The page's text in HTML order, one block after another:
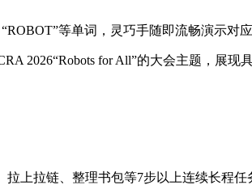
等单词，灵巧手随即流畅演示对
2026“Robots for All”的大会主题，展现
上拉链、整理书包等7步以上连续长程